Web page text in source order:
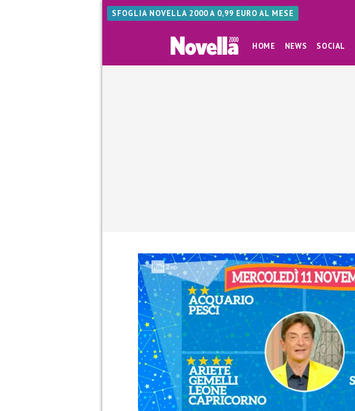
SFOGLIA NOVELLA 2000 A 0,99 EURO AL MESE
HOME NEWS SOCIAL